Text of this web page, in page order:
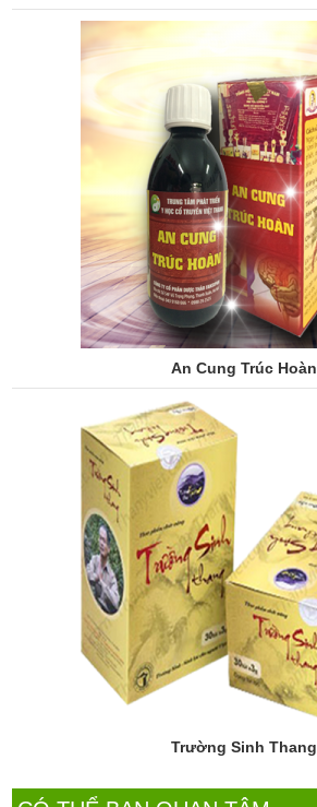
An Cung Trúc Hoàn
Trường Sinh Thang